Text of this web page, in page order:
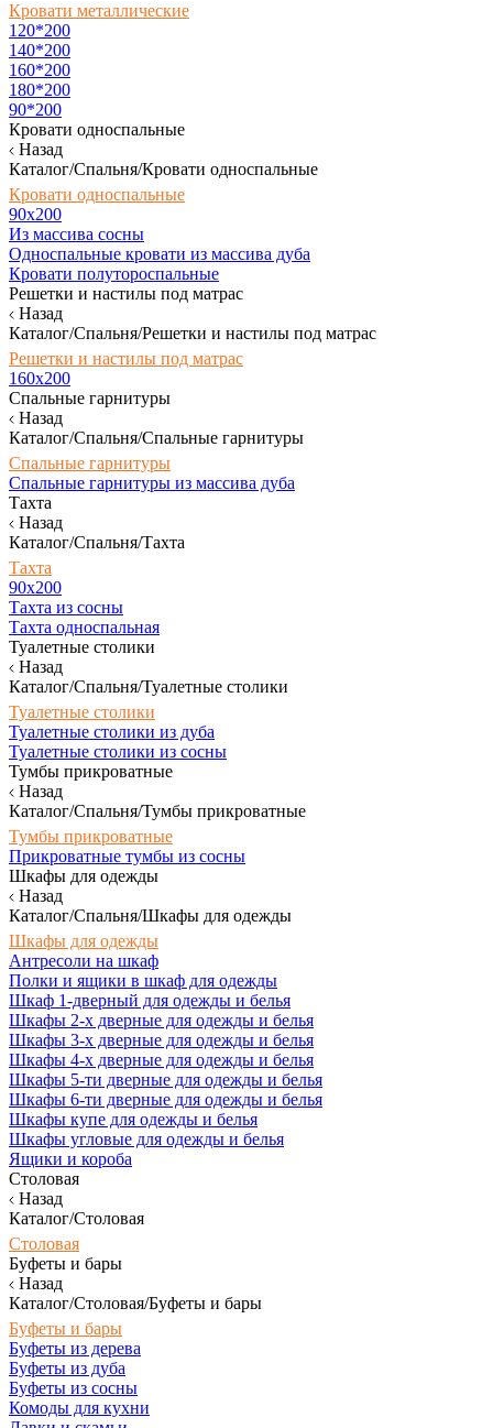
Кровати металлические
120*200
140*200
160*200
180*200
90*200
Кровати односпальные
Назад
Каталог/Спальня/Кровати односпальные
Кровати односпальные
90х200
Из массива сосны
Односпальные кровати из массива дуба
Кровати полутороспальные
Решетки и настилы под матрас
Назад
Каталог/Спальня/Решетки и настилы под матрас
Решетки и настилы под матрас
160х200
Спальные гарнитуры
Назад
Каталог/Спальня/Спальные гарнитуры
Спальные гарнитуры
Спальные гарнитуры из массива дуба
Тахта
Назад
Каталог/Спальня/Тахта
Тахта
90х200
Тахта из сосны
Тахта односпальная
Туалетные столики
Назад
Каталог/Спальня/Туалетные столики
Туалетные столики
Туалетные столики из дуба
Туалетные столики из сосны
Тумбы прикроватные
Назад
Каталог/Спальня/Тумбы прикроватные
Тумбы прикроватные
Прикроватные тумбы из сосны
Шкафы для одежды
Назад
Каталог/Спальня/Шкафы для одежды
Шкафы для одежды
Антресоли на шкаф
Полки и ящики в шкаф для одежды
Шкаф 1-дверный для одежды и белья
Шкафы 2-х дверные для одежды и белья
Шкафы 3-х дверные для одежды и белья
Шкафы 4-х дверные для одежды и белья
Шкафы 5-ти дверные для одежды и белья
Шкафы 6-ти дверные для одежды и белья
Шкафы купе для одежды и белья
Шкафы угловые для одежды и белья
Ящики и короба
Столовая
Назад
Каталог/Столовая
Столовая
Буфеты и бары
Назад
Каталог/Столовая/Буфеты и бары
Буфеты и бары
Буфеты из дерева
Буфеты из дуба
Буфеты из сосны
Комоды для кухни